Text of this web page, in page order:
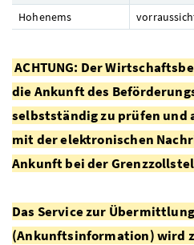
Hohenems
ACHTUNG: Der
die Ankunft des
selbstständig zu prüfen und
mit der elektronischen
Ankunft bei der
Das Service zur
(Ankunftsinformation) wird